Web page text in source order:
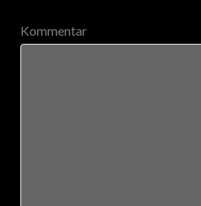
Kommentar